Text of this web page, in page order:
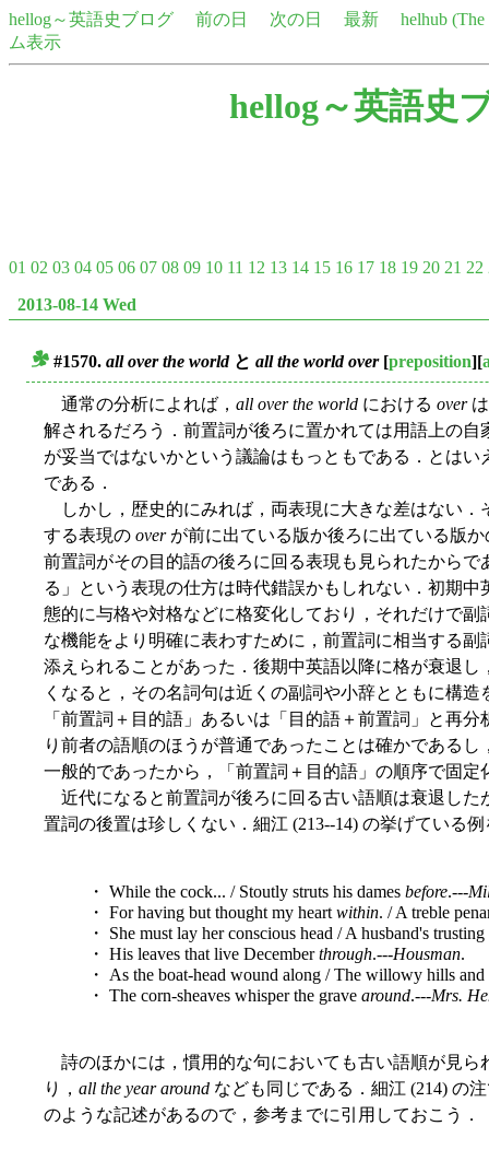
hellog～英語史ブログ 前の日 次の日 最新
helhub
ム表示
hellog～英語史
01 02 03 04 05 06 07 08 09 10 11 12 13 14 15 16 17 18 19 20 21 22
2013-08-14 Wed
#1570. all over the worldと all the world over[preposition][
通常の分析によれば， all over the world における overは
解されるだろう．前置詞が後ろに置かれては用語上の
が妥当ではないかという議論はもっともである．とは
である．
しかし，歴史的にみれば，両表現に大きな差はない．
する表現の overが前に出ている版か後ろに出ている版
前置詞がその目的語の後ろに回る表現も見られたから
る」という表現の仕方は時代錯誤かもしれない．初期
態的に与格や対格などに格変化しており，それだけで
な機能をより明確に表わすために，前置詞に相当する
添えられることがあった．後期中英語以降に格が衰退
くなると，その名詞句は近くの副詞や小辞とともに構
「前置詞＋目的語」あるいは「目的語＋前置詞」と再分
り前者の語順のほうが普通であったことは確かである
一般的であったから，「前置詞＋目的語」の順序で固定
近代になると前置詞が後ろに回る古い語順は衰退した
置詞の後置は珍しくない．細江 (213--14) の挙げている
・ While the cock... / Stoutly struts his dames before.---
・ For having but thought my heart within. / A treble
・ She must lay her conscious head / A husband's
・ His leaves that live Decemberthrough.---Housman.
・ As the boat-head wound along / The willowy hills
・ The corn-sheaves whisper the grave around.---Mrs.
詩のほかには，慣用的な句においても古い語順が見ら
り， all the year around なども同じである．細江 (214) の
のような記述があるので，参考までに引用しておこう．